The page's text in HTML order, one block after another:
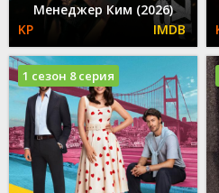
Менеджер Ким (2026)
1 сезон 8 серия